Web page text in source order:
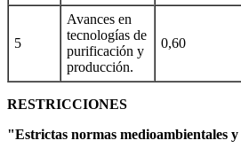
5
Avances en
tecnologías de
purificación y
producción.
0,60
RESTRICCIONES
"Estrictas normas medioambientales